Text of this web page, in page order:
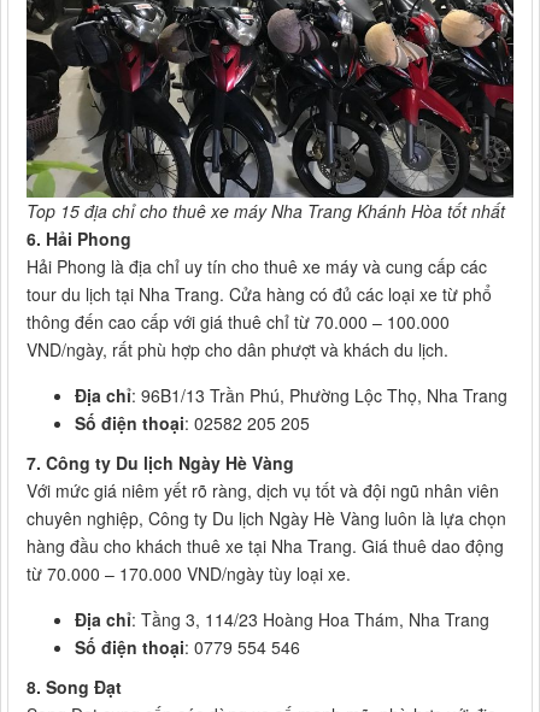
Top 15 địa chỉ cho thuê xe máy Nha Trang Khánh Hòa tốt nhất
6. Hải Phong
Hải Phong là địa chỉ uy tín cho thuê xe máy và cung cấp các
tour du lịch tại Nha Trang. Cửa hàng có đủ các loại xe từ phổ
thông đến cao cấp với giá thuê chỉ từ 70.000 – 100.000
VND/ngày, rất phù hợp cho dân phượt và khách du lịch.
Địa chỉ: 96B1/13 Trần Phú, Phường Lộc Thọ, Nha Trang
Số điện thoại: 02582 205 205
7. Công ty Du lịch Ngày Hè Vàng
Với mức giá niêm yết rõ ràng, dịch vụ tốt và đội ngũ nhân viên
chuyên nghiệp, Công ty Du lịch Ngày Hè Vàng luôn là lựa chọn
hàng đầu cho khách thuê xe tại Nha Trang. Giá thuê dao động
từ 70.000 – 170.000 VND/ngày tùy loại xe.
Địa chỉ: Tầng 3, 114/23 Hoàng Hoa Thám, Nha Trang
Số điện thoại: 0779 554 546
8. Song Đạt